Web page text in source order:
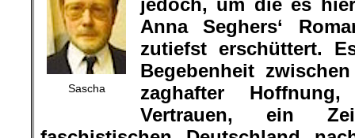
Sascha
jedoch, um die es
Anna Seghers‘
zutiefst erschüttert.
Begebenheit
zaghafter
Vertrauen, ein